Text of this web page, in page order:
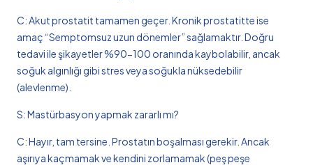
C: Akut prostatit tamamen geçer. Kronik prostatitte ise
amaç “Semptomsuz uzun dönemler” sağlamaktır. Doğru
tedavi ile şikayetler %90-100 oranında kaybolabilir, ancak
soğuk algınlığı gibi stres veya soğukla nüksedebilir
(alevlenme).
S: Mastürbasyon yapmak zararlı mı?
C: Hayır, tam tersine. Prostatın boşalması gerekir. Ancak
aşırıya kaçmamak ve kendini zorlamamak (peş peşe